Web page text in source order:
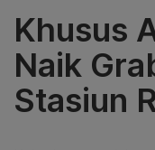
Khusus
Naik
Stasiun